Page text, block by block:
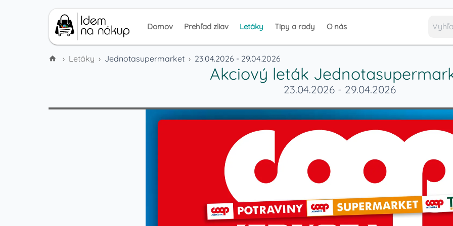
Domov Prehľad zliav Letáky Tipy a rady O nás
› Letáky › Jednotasupermarket › 23.04.2026 - 29.04.2026
Akciový leták
23.04.2026 - 29.04.2026